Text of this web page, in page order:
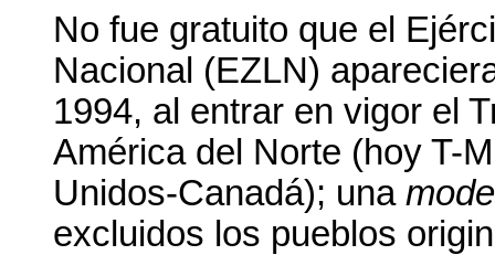
No fue gratuito que el
Nacional (EZLN)
1994, al entrar en vigor el
América del Norte (hoy T-
Unidos-Canadá); una
excluidos los pueblos